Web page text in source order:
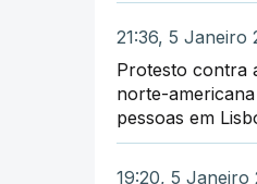
21:36, 5 Janeiro
Protesto contra
norte-
pessoas em
19:20, 5 Janeiro